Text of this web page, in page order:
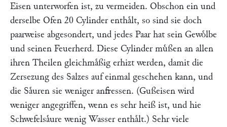
Eisen unterworfen ist, zu vermeiden. Obschon ein und
derselbe Ofen 20 Cylinder enthaͤlt, so sind sie doch
paarweise abgesondert, und jedes Paar hat sein Gewoͤlbe
und seinen Feuerherd. Diese Cylinder muͤßen an allen
ihren Theilen gleichmaͤßig erhizt werden, damit die
Zersezung des Salzes auf einmal geschehen kann, und
die Saͤuren sie weniger anfressen. (Gußeisen wird
weniger angegriffen, wenn es sehr heiß ist, und hie
Schwefelsaͤure wenig Wasser enthaͤlt.) Sehr viele